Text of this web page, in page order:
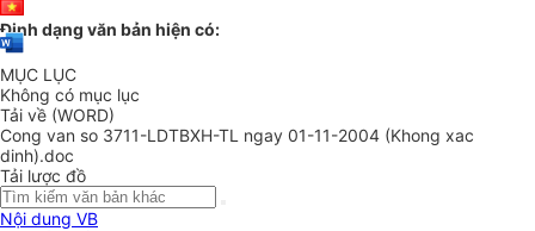
Định dạng văn bản hiện có:
MỤC LỤC
Không có mục lục
Tải về (WORD)
Cong van so 3711-LDTBXH-TL ngay 01-11-2004 (Khong xac
dinh).doc
Tải lược đồ
Nội dung VB